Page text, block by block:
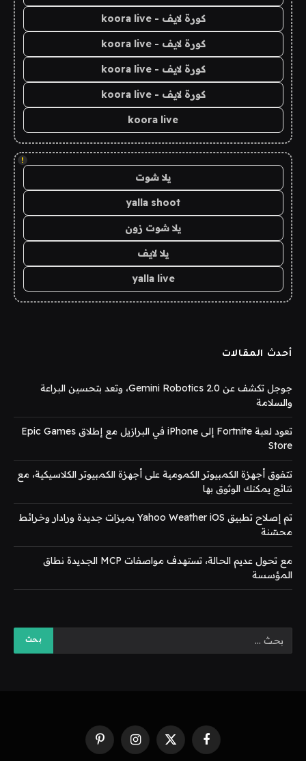
كورة لايف - koora live
كورة لايف - koora live
كورة لايف - koora live
كورة لايف - koora live
koora live
!
يلا شوت
yalla shoot
يلا شوت زون
يلا لايف
yalla live
أحدث المقالات
جوجل تكشف عن Gemini Robotics 2.0، وتعد بتحسين البراعة
والسلامة
تعود لعبة Fortnite إلى iPhone في البرازيل مع إطلاق Epic Games
Store
تتفوق أجهزة الكمبيوتر الكمومية على أجهزة الكمبيوتر الكلاسيكية، مع
نتائج يمكنك الوثوق بها
تم إصلاح تطبيق Yahoo Weather iOS بميزات جديدة ورادار وخرائط
محسّنة
مع تحول عديم الحالة، تستهدف مواصفات MCP الجديدة نطاق
المؤسسة
فيسبوك X
(Twitter)
الانستغرامبينتيريست